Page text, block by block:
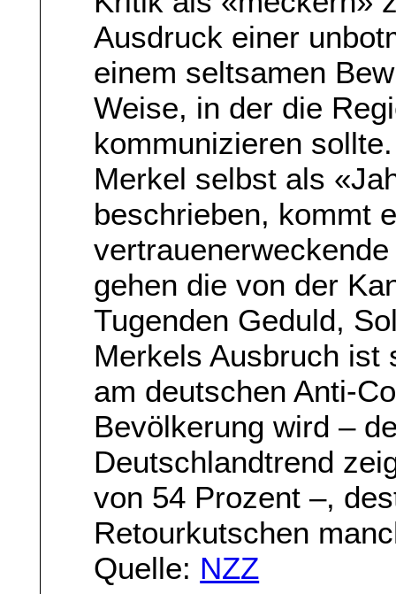
Ausdruck einer
einem seltsamen
Weise, in der die
kommunizieren
Merkel selbst als
beschrieben, kommt
gehen die von der
Tugenden Geduld,
Merkels Ausbruch ist
am deutschen Anti-
Bevölkerung wird –
Deutschlandtrend
von 54 Prozent –,
Retourkutschen
Quelle: NZZ